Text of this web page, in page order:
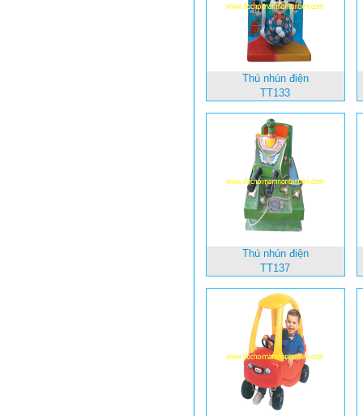
Thú nhún điện
TT133
Thú nhún điện
TT137